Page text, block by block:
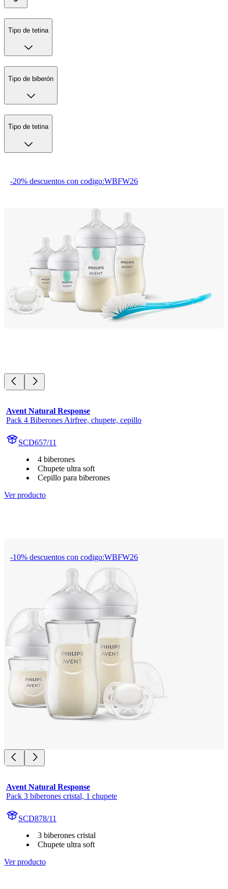
Tipo de tetina
Tipo de biberón
Tipo de tetina
-20% descuentos con codigo:WBFW26
Avent Natural Response
Pack 4 Biberones Airfree, chupete, cepillo
SCD657/11
4 biberones
Chupete ultra soft
Cepillo para biberones
Ver producto
-10% descuentos con codigo:WBFW26
Avent Natural Response
Pack 3 biberones cristal, 1 chupete
SCD878/11
3 biberones cristal
Chupete ultra soft
Ver producto